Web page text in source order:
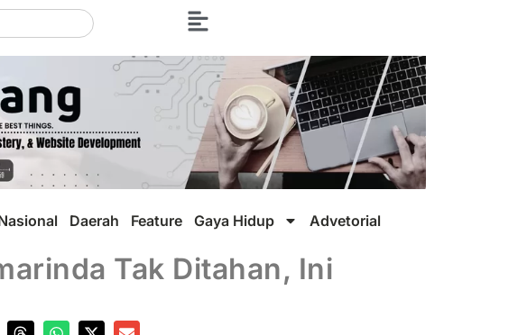
Daerah Feature Gaya Hidup Advetorial
Tak Ditahan, Ini